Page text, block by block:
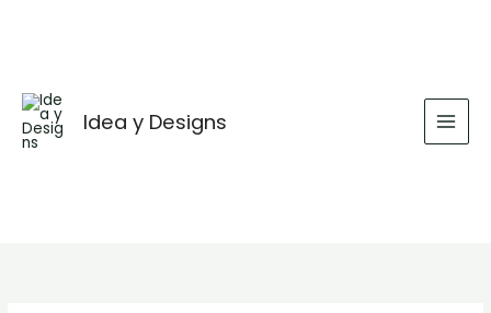
Idea y Designs